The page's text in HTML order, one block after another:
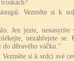
Vezměte si k
Jen jezte, nenasytíte
nezahřejete se.
děravého váčku."
si k srdci své